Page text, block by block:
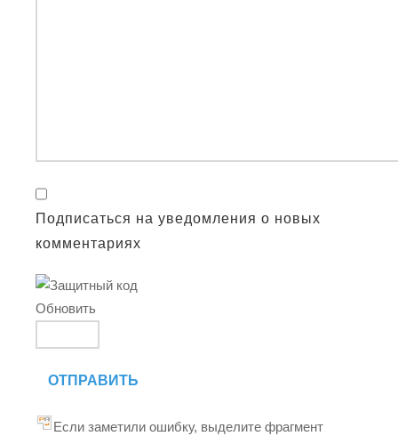
Подписаться на уведомления о новых
комментариях
Обновить
ОТПРАВИТЬ
Если заметили ошибку, выделите фрагмент